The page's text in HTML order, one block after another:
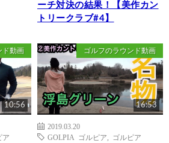
ーチ対決の結果！【美作カン
トリークラブ#4】
ド動画
10:56
ア
ゴルフのラウンド動画
16:53
2019.03.20
GOLPIA ゴルピア
ゴルピア